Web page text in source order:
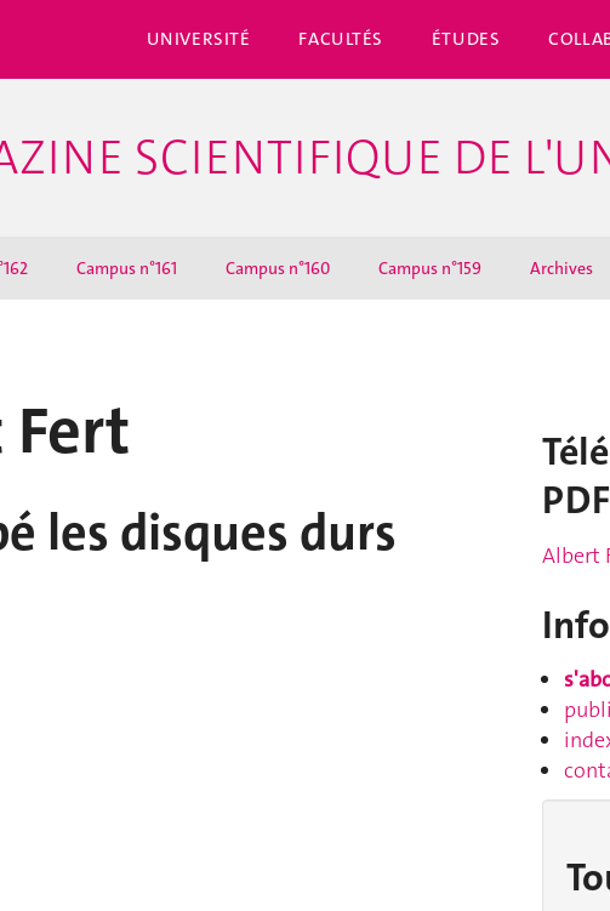
UNIVERSITÉ FACULTÉS ÉTUDES
SCIENTIFIQUE DE
Campus n°161 Campus n°160 Campus n°159 Archives
les disques durs
PDF
Albert